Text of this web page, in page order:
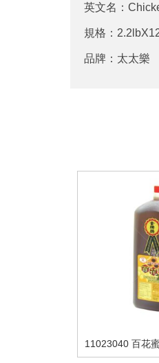
英文名：
規格：
品牌：太太樂
11023040 百花